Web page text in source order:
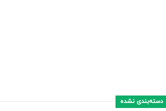
دسته‌بندی نشده